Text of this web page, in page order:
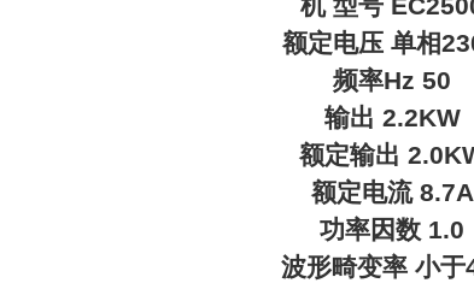
机 型号
额定电压 单相
频率Hz 50
输出 2.2KW
额定输出
额定电流 8.7A
功率因数 1.0
波形畸变率 小于